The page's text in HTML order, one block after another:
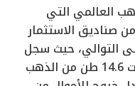
العالمي التي
صناديق الاستثمار
التوالي، حيث سجل
الأسبوع الماضي تدفقات خارجة بلغت 14.6 طن من الذهب